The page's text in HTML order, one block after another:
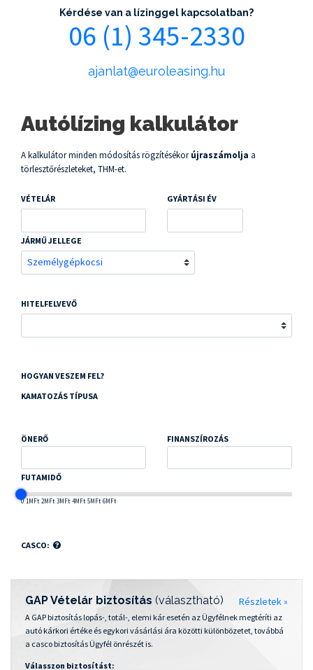
Kérdése van a lízinggel kapcsolatban?
06 (1) 345-2330
ajanlat@euroleasing.hu
Autólízing kalkulátor
A kalkulátor minden módosítás rögzítésékorújraszámolja a
törlesztőrészleteket, THM-et.
VÉTELÁR GYÁRTÁSI ÉV
JÁRMŰ JELLEGE
HITELFELVEVŐ
HOGYAN VESZEM FEL?
KAMATOZÁS TÍPUSA
ÖNERŐ FINANSZÍROZÁS
FUTAMIDŐ
0 1MFt 2MFt 3MFt 4MFt 5MFt 6MFt
CASCO:
Részletek »
GAP Vételár biztosítás (választható)
A GAP biztosítás lopás-, totál-, elemi kár esetén az Ügyfélnek megtéríti az
autó kárkori értéke és egykori vásárlási ára közötti különbözetet, továbbá
a casco biztosítás Ügyfél önrészét is.
Válasszon biztosítást: